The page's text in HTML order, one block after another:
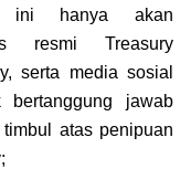
ini hanya akan
resmi Treasury
serta media sosial
bertanggung jawab
atas penipuan